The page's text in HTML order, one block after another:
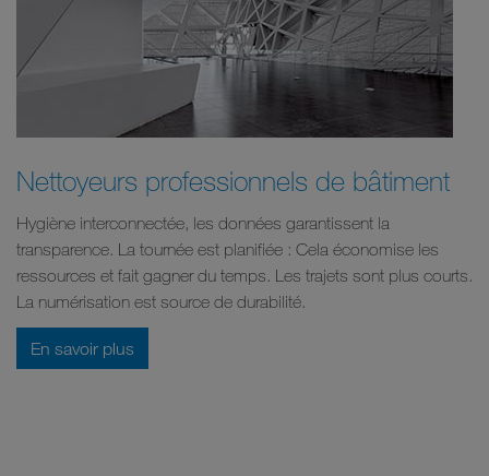
Nettoyeurs professionnels de bâtiment
Hygiène interconnectée, les données garantissent la
transparence. La tournée est planifiée : Cela économise les
ressources et fait gagner du temps. Les trajets sont plus courts.
La numérisation est source de durabilité.
En savoir plus